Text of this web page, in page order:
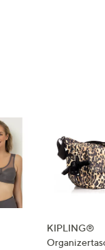
KIPLING®